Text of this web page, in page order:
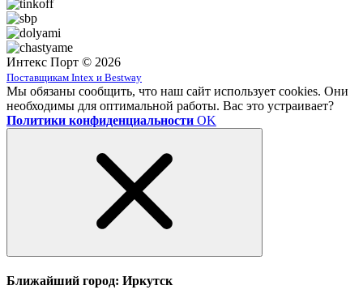
Интекс Порт © 2026
Поставщикам Intex и Bestway
Мы обязаны сообщить, что наш сайт использует cookies. Они
необходимы для оптимальной работы. Вас это устраивает?
Политики конфиденциальности OK
Ближайший город: Иркутск